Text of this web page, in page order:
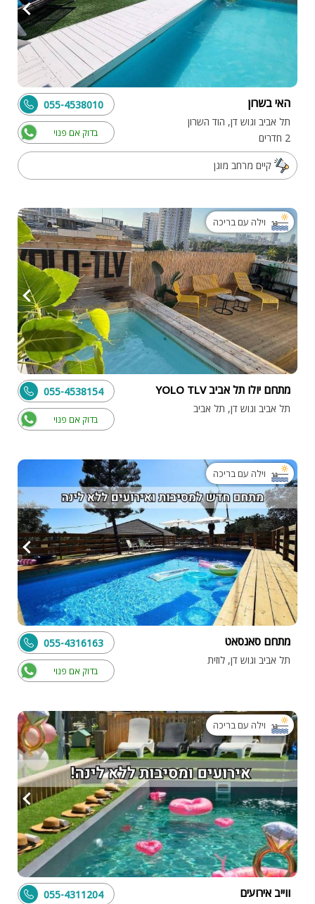
האי בשרון
תל אביב וגוש דן, הוד השרון
2 חדרים
בדוק אם פנוי
055-4538010
קיים מרחב מוגן
וילה עם בריכה
מתחם יולו תל אביב YOLO TLV
תל אביב וגוש דן, תל אביב
בדוק אם פנוי
055-4538154
וילה עם בריכה
מתחם סאנסאט
תל אביב וגוש דן, לוזית
בדוק אם פנוי
055-4316163
וילה עם בריכה
ווייב אירועים 055-4311204